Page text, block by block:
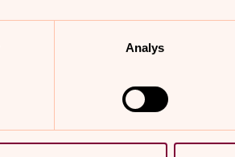
Analys